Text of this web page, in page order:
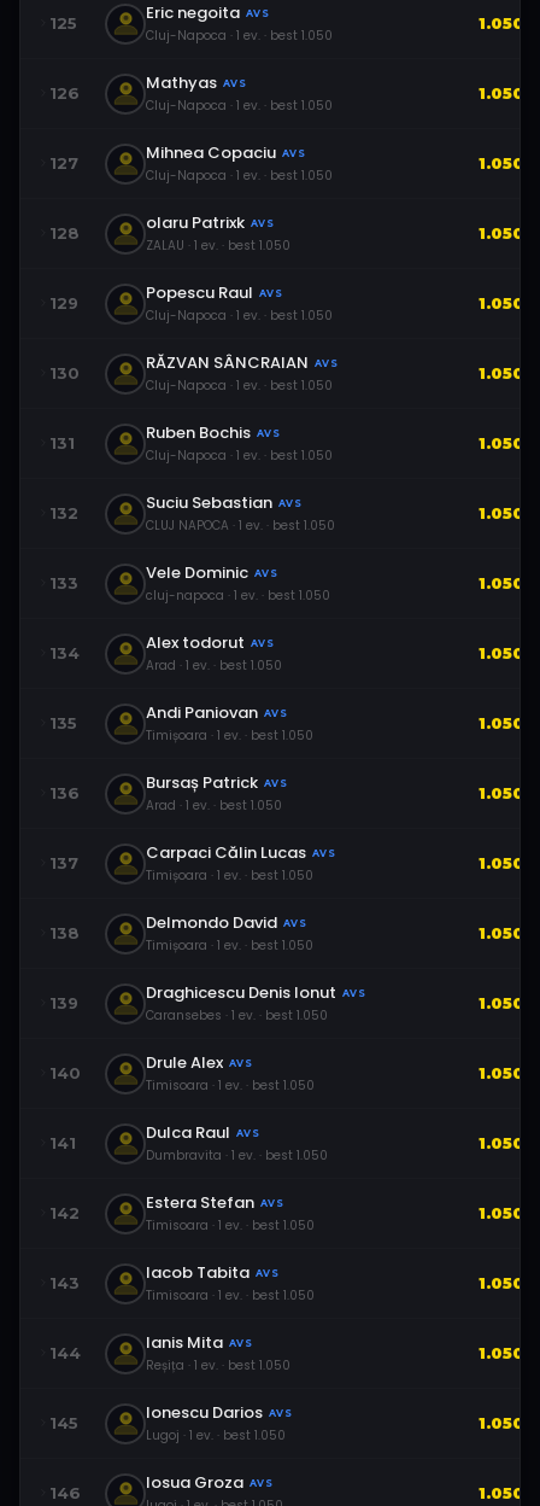
125 Eric negoita AVS
Cluj-Napoca · 1 ev. · best 1.050
1.050
126 Mathyas AVS
Cluj-Napoca · 1 ev. · best 1.050
1.050
127 Mihnea Copaciu AVS
Cluj-Napoca · 1 ev. · best 1.050
1.050
128 olaru Patrixk AVS
ZALAU · 1 ev. · best 1.050
1.050
129 Popescu Raul AVS
Cluj-Napoca · 1 ev. · best 1.050
1.050
130 RĂZVAN SÂNCRAIAN AVS
Cluj-Napoca · 1 ev. · best 1.050
1.050
131 Ruben Bochis AVS
Cluj-Napoca · 1 ev. · best 1.050
1.050
132 Suciu Sebastian AVS
CLUJ NAPOCA · 1 ev. · best 1.050
1.050
133 Vele Dominic AVS
cluj-napoca · 1 ev. · best 1.050
1.050
134 Alex todorut AVS
Arad · 1 ev. · best 1.050
1.050
135 Andi Paniovan AVS
Timișoara · 1 ev. · best 1.050
1.050
136 Bursaș Patrick AVS
Arad · 1 ev. · best 1.050
1.050
137 Carpaci Călin Lucas AVS
Timișoara · 1 ev. · best 1.050
1.050
138 Delmondo David AVS
Timișoara · 1 ev. · best 1.050
1.050
139 Draghicescu Denis Ionut AVS
Caransebes · 1 ev. · best 1.050
1.050
140 Drule Alex AVS
Timisoara · 1 ev. · best 1.050
1.050
141 Dulca Raul AVS
Dumbravita · 1 ev. · best 1.050
1.050
142 Estera Stefan AVS
Timisoara · 1 ev. · best 1.050
1.050
143 Iacob Tabita AVS
Timisoara · 1 ev. · best 1.050
1.050
144 Ianis Mita AVS
Reșița · 1 ev. · best 1.050
1.050
145 Ionescu Darios AVS
Lugoj · 1 ev. · best 1.050
1.050
146 Iosua Groza AVS 1.050